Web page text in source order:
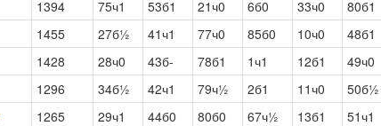
1394 75ч1 53б1 21ч0 6б0 33ч0 80б1
1455 27б½ 41ч1 77ч0 85б0 10ч0 48б1
1428 28ч0 43б- 78б1 1ч1 12б1 49ч0
1296 34б½ 42ч1 79ч½ 2б1 11ч0 50б½
1265 29ч1 44б0 80б0 67ч½ 13б1 51ч1